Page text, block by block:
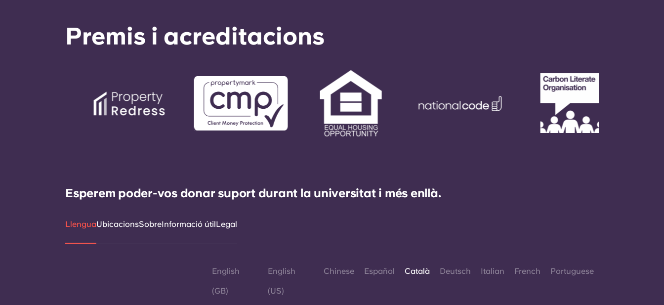
Premis i acreditacions
Esperem poder-vos donar suport durant la universitat i més enllà.
LlenguaUbicacionsSobreInformació útilLegal
English
(GB)
English
(US)
Chinese Español Català Deutsch Italian French Portuguese